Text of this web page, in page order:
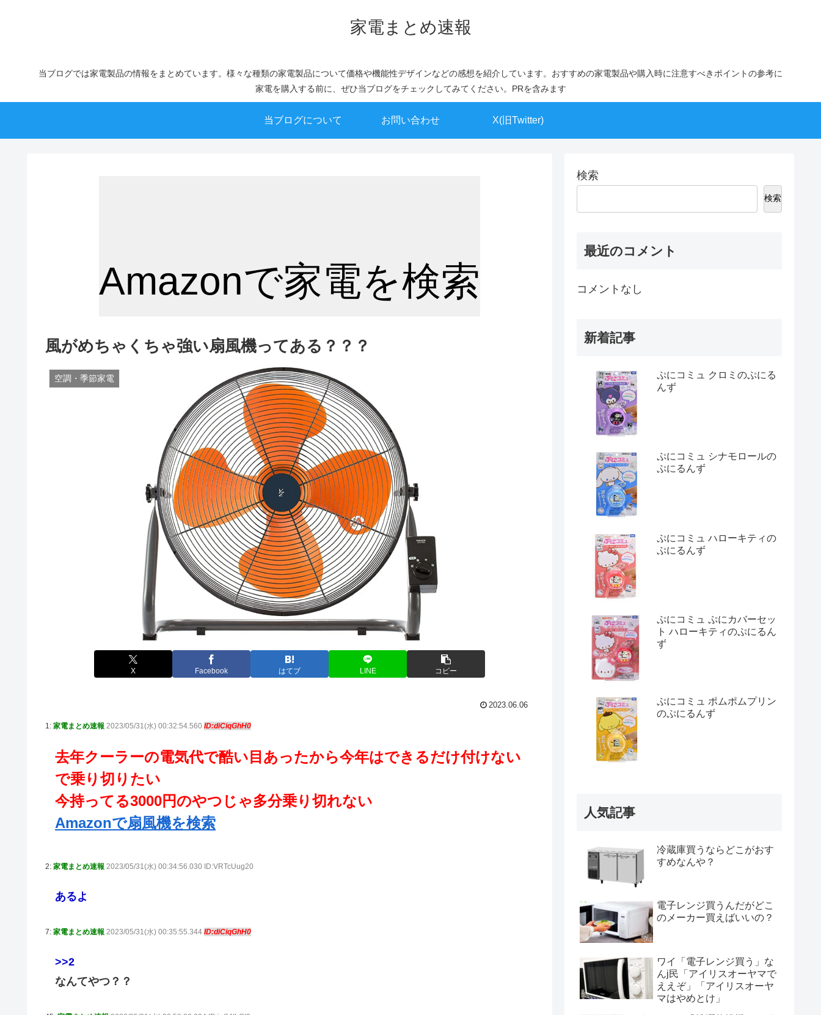
家電まとめ速報
当ブログでは家電製品の情報をまとめています。様々な種類の家電製品について価格や機能性デザインなどの感想を紹介しています。おすすめの家電製品や購入時に注意すべきポイントの参考に
家電を購入する前に、ぜひ当ブログをチェックしてみてください。PRを含みます
当ブログについて お問い合わせ X(旧Twitter)
Amazonで家電を検索
風がめちゃくちゃ強い扇風機ってある？？？
空調・季節家電
X Facebook はてブ LINE コピー
2023.06.06
1: 家電まとめ速報 2023/05/31(水) 00:32:54.560 ID:diCiqGhH0
去年クーラーの電気代で酷い目あったから今年はできるだけ付けない
で乗り切りたい
今持ってる3000円のやつじゃ多分乗り切れない
Amazonで扇風機を検索
2: 家電まとめ速報 2023/05/31(水) 00:34:56.030 ID:VRTcUug20
あるよ
7: 家電まとめ速報 2023/05/31(水) 00:35:55.344 ID:diCiqGhH0
>>2
なんてやつ？？
検索
検索
最近のコメント
コメントなし
新着記事
ぷにコミュ クロミのぷにる
んず
ぷにコミュ シナモロールの
ぷにるんず
ぷにコミュ ハローキティの
ぷにるんず
ぷにコミュ ぷにカバーセッ
ト ハローキティのぷにるん
ず
ぷにコミュ ポムポムプリン
のぷにるんず
人気記事
冷蔵庫買うならどこがおす
すめなんや？
電子レンジ買うんだがどこ
のメーカー買えばいいの？
ワイ「電子レンジ買う」な
んj民「アイリスオーヤマで
ええぞ」「アイリスオーヤ
マはやめとけ」